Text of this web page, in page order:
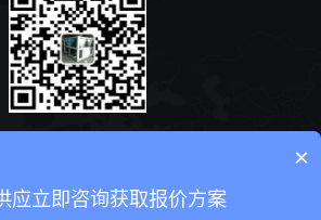
×
应立即咨询获取报价方案